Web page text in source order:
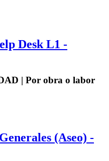
Desk L1 -
| Por obra o labor
(Aseo) -